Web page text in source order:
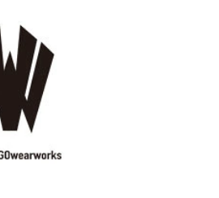
2026 秋冬
先行予約